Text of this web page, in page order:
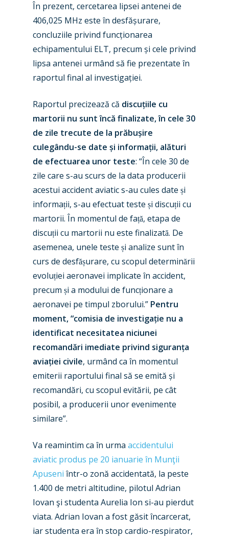
În prezent, cercetarea lipsei antenei de
406,025 MHz este în desfășurare,
concluziile privind funcționarea
echipamentului ELT, precum și cele privind
lipsa antenei urmând să fie prezentate în
raportul final al investigației.
Raportul precizează că discuțiile cu
martorii nu sunt încă finalizate, în cele 30
de zile trecute de la prăbușire
culegându-se date și informații, alături
de efectuarea unor teste: “În cele 30 de
zile care s-au scurs de la data producerii
acestui accident aviatic s-au cules date și
informații, s-au efectuat teste și discuții cu
martorii. În momentul de față, etapa de
discuții cu martorii nu este finalizată. De
asemenea, unele teste și analize sunt în
curs de desfășurare, cu scopul determinării
evoluției aeronavei implicate în accident,
precum și a modului de funcționare a
aeronavei pe timpul zborului.” Pentru
moment, “comisia de investigație nu a
identificat necesitatea niciunei
recomandări imediate privind siguranța
aviației civile, urmând ca în momentul
emiterii raportului final să se emită și
recomandări, cu scopul evitării, pe cât
posibil, a producerii unor evenimente
similare”.
Va reamintim ca în urma accidentului
aviatic produs pe 20 ianuarie în Munţii
Apuseni într-o zonă accidentată, la peste
1.400 de metri altitudine, pilotul Adrian
Iovan şi studenta Aurelia Ion si-au pierdut
viata. Adrian Iovan a fost găsit încarcerat,
iar studenta era în stop cardio-respirator,
New Routes
Industry
Accidents / Incidents
Airshows
Dubai 2025
Paris 2025
Farnborough 2024
Farnborough 2022
Dubai 2019
Paris 2019
Business Jets
Military
Trip Reports
Marketplace
Jobs
Contact